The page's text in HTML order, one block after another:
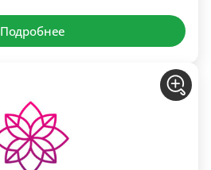
Подробнее